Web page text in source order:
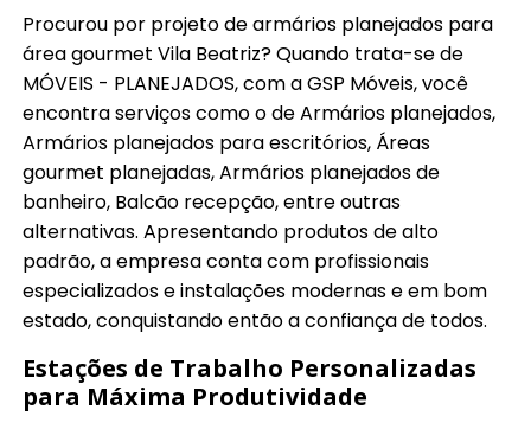
Procurou por projeto de armários planejados para
área gourmet Vila Beatriz? Quando trata-se de
MÓVEIS - PLANEJADOS, com a GSP Móveis, você
encontra serviços como o de Armários planejados,
Armários planejados para escritórios, Áreas
gourmet planejadas, Armários planejados de
banheiro, Balcão recepção, entre outras
alternativas. Apresentando produtos de alto
padrão, a empresa conta com profissionais
especializados e instalações modernas e em bom
estado, conquistando então a confiança de todos.
Estações de Trabalho Personalizadas
para Máxima Produtividade